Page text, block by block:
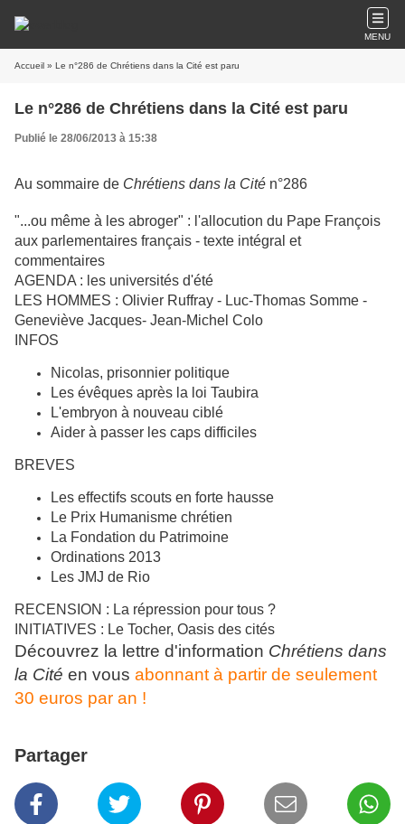
MENU
Accueil » Le n°286 de Chrétiens dans la Cité est paru
Le n°286 de Chrétiens dans la Cité est paru
Publié le 28/06/2013 à 15:38
Au sommaire de Chrétiens dans la Cité n°286
"...ou même à les abroger" : l'allocution du Pape François
aux parlementaires français - texte intégral et
commentaires
AGENDA : les universités d'été
LES HOMMES : Olivier Ruffray - Luc-Thomas Somme -
Geneviève Jacques- Jean-Michel Colo
INFOS
Nicolas, prisonnier politique
Les évêques après la loi Taubira
L'embryon à nouveau ciblé
Aider à passer les caps difficiles
BREVES
Les effectifs scouts en forte hausse
Le Prix Humanisme chrétien
La Fondation du Patrimoine
Ordinations 2013
Les JMJ de Rio
RECENSION : La répression pour tous ?
INITIATIVES : Le Tocher, Oasis des cités
Découvrez la lettre d'information Chrétiens dans
la Cité en vous abonnant à partir de seulement
30 euros par an !
Partager